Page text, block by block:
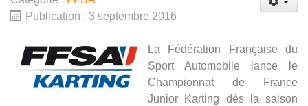
Publication : 3 septembre 2016
La Fédération Française du
Sport Automobile lance le
Championnat de France
Junior Karting dès la saison